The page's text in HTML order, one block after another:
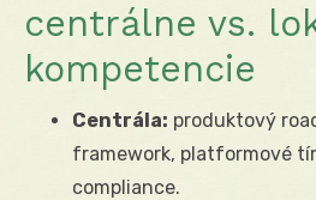
centrálne vs.
kompetencie
Centrála: produktový
framework, platformové
compliance.